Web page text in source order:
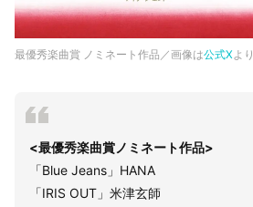
最優秀楽曲賞 ノミネート作品／画像は公式Xより
<最優秀楽曲賞ノミネート作品>
「Blue Jeans」HANA
「IRIS OUT」米津玄師